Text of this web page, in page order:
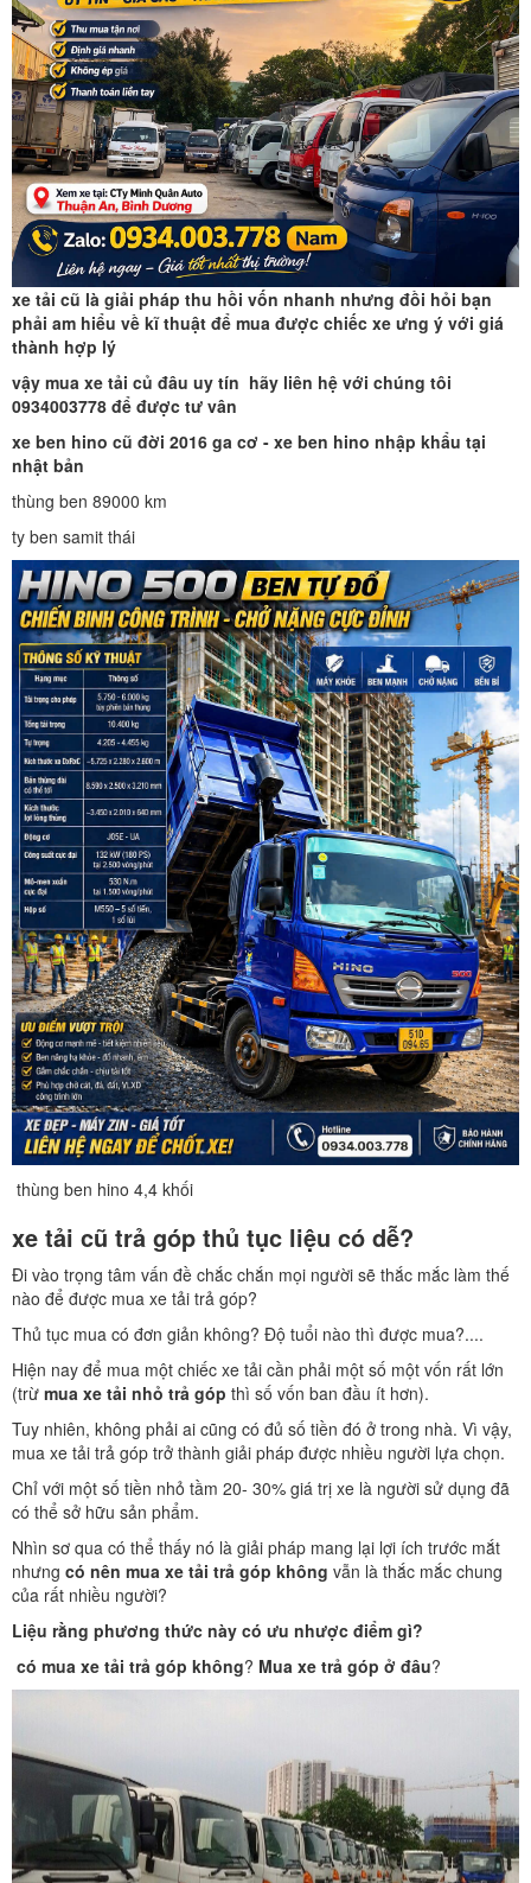
xe tải cũ là giải pháp thu hồi vốn nhanh nhưng đồi hỏi bạn
phải am hiểu về kĩ thuật để mua được chiếc xe ưng ý với giá
thành hợp lý
vậy mua xe tải củ đâu uy tín hãy liên hệ với chúng tôi
0934003778 để được tư vân
xe ben hino cũ đời 2016 ga cơ - xe ben hino nhập khẩu tại
nhật bản
thùng ben 89000 km
ty ben samit thái
thùng ben hino 4,4 khối
xe tải cũ trả góp thủ tục liệu có dễ?
Đi vào trọng tâm vấn đề chắc chắn mọi người sẽ thắc mắc làm thế
nào để được mua xe tải trả góp?
Thủ tục mua có đơn giản không? Độ tuổi nào thì được mua?....
Hiện nay để mua một chiếc xe tải cần phải một số một vốn rất lớn
(trừ mua xe tải nhỏ trả góp thì số vốn ban đầu ít hơn).
Tuy nhiên, không phải ai cũng có đủ số tiền đó ở trong nhà. Vì vậy,
mua xe tải trả góp trở thành giải pháp được nhiều người lựa chọn.
Chỉ với một số tiền nhỏ tầm 20- 30% giá trị xe là người sử dụng đã
có thể sở hữu sản phẩm.
Nhìn sơ qua có thể thấy nó là giải pháp mang lại lợi ích trước mắt
nhưng có nên mua xe tải trả góp không vẫn là thắc mắc chung
của rất nhiều người?
Liệu rằng phương thức này có ưu nhược điểm gì?
có mua xe tải trả góp không? Mua xe trả góp ở đâu?